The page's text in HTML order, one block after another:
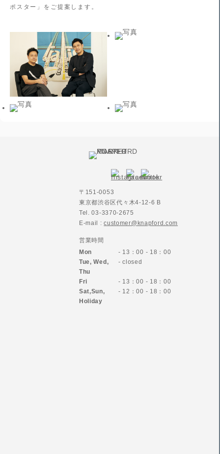
ポスター」をご提案します。
〒151-0053
東京都渋谷区代々木4-12-6 B
Tel. 03-3370-2675
E-mail :customer@knapford.com
営業時間
Mon
- 13：00 - 18：00
Tue, Wed,
Thu
- closed
Fri
- 13：00 - 18：00
Sat,Sun,
Holiday
- 12：00 - 18：00